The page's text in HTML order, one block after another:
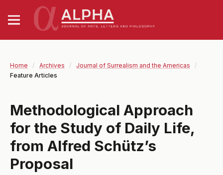
Home / Archives / Journal of Surrealism and the Americas
/
Feature Articles
Methodological Approach
for the Study of Daily Life,
from Alfred Schütz’s
Proposal